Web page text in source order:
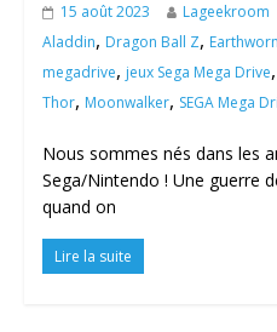
15 août 2023 Lageekroom
Aladdin, Dragon Ball Z,
megadrive, jeux Sega Mega Drive,
Thor, Moonwalker, SEGA Mega
Nous sommes nés dans les
Sega/Nintendo ! Une guerre
quand on
Lire la suite